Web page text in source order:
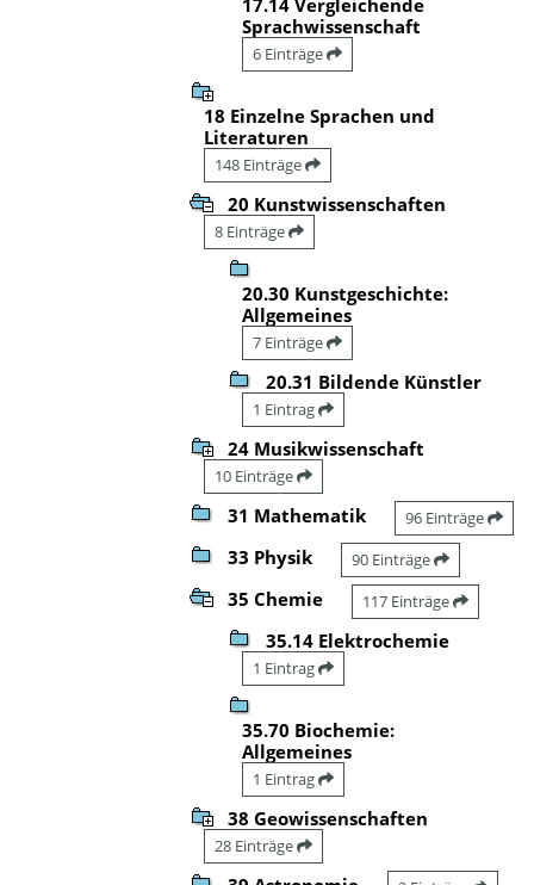
Sprachwissenschaft
6 Einträge
18 Einzelne Sprachen und
Literaturen
148 Einträge
20 Kunstwissenschaften
8 Einträge
20.30 Kunstgeschichte:
Allgemeines
7 Einträge
20.31 Bildende Künstler
1 Eintrag
24 Musikwissenschaft
10 Einträge
31 Mathematik 96 Einträge
33 Physik 90 Einträge
35 Chemie 117 Einträge
35.14 Elektrochemie
1 Eintrag
35.70 Biochemie:
Allgemeines
1 Eintrag
38 Geowissenschaften
28 Einträge